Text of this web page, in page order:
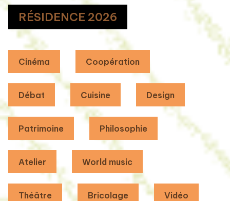
RÉSIDENCE 2026
Cinéma Coopération
Débat Cuisine Design
Patrimoine Philosophie
Atelier World music
Théâtre Bricolage Vidéo